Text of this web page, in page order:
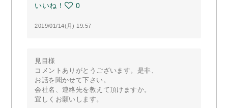
いいね！ 0
2019/01/14(月) 19:57
見目様
コメントありがとうございます。是非、
お話を聞かせて下さい。
会社名、連絡先を教えて頂けますか。
宜しくお願いします。